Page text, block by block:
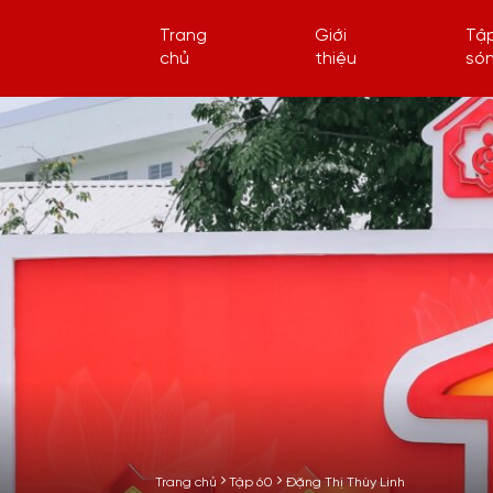
Trang
chủ
Giới
thiệu
Trang chủ Tập 60 Đặng Thị Thùy Linh